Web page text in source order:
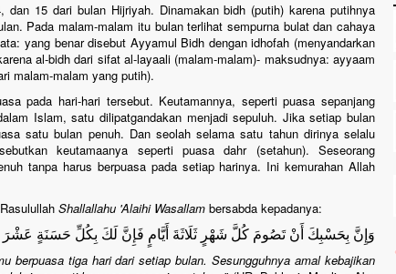
15 dari bulan Hijriyah. Dinamakan bidh (putih) karena putihnya
Pada malam-malam itu bulan terlihat sempurna bulat dan cahaya
yang benar disebut Ayyamul Bidh dengan idhofah (menyandarkan
al-bidh dari sifat al-layaali (malam-malam)- maksudnya: ayyaam
malam-malam yang putih).
pada hari-hari tersebut. Keutamannya, seperti puasa sepanjang
Islam, satu dilipatgandakan menjadi sepuluh. Jika setiap bulan
satu bulan penuh. Dan seolah selama satu tahun dirinya selalu
keutamaanya seperti puasa dahr (setahun). Seseorang
tanpa harus berpuasa pada setiap harinya. Ini kemurahan Allah
Shallallahu 'Alaihi Wasallam bersabda kepadanya:
وَإِنَّ بِحَسْبِكَ أَنْ تَصُومَ كُلَّ شَهْرٍ ثَلَاثَةَ أَيَّامٍ فَإِنَّ لَكَ بِكُلِّ حَسَنَةٍ عَشْرَ
berpuasa tiga hari dari setiap bulan. Sesungguhnya amal kebajikan